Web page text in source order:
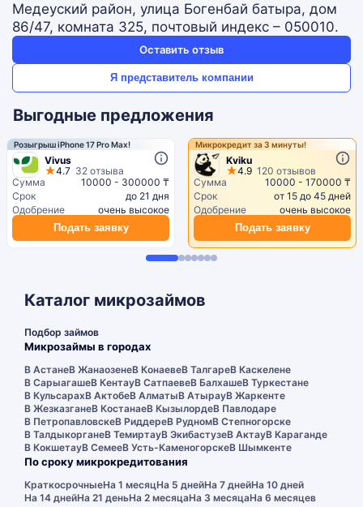
Медеуский район, улица Богенбай батыра, дом
86/47, комната 325, почтовый индекс – 050010.
Оставить отзыв
Я представитель компании
Выгодные предложения
Розыгрыш iPhone 17 Pro Max!
Vivus
4.7 32 отзыва
Сумма
10000 - 300000 ₸
Срок
до 21 дня
Одобрение
очень высокое
Подать заявку
Микрокредит за 3 минуты!
Kviku
4.9 120 отзывов
Сумма
10000 - 170000 ₸
Срок
от 15 до 45 дней
Одобрение
очень высокое
Подать заявку
Каталог микрозаймов
Подбор займов
Микрозаймы в городах
В АстанеВ ЖанаозенеВ КонаевеВ ТалгареВ Каскелене
В СарыагашеВ КентауВ СатпаевеВ БалхашеВ Туркестане
В КульсарахВ АктобеВ АлматыВ АтырауВ Жаркенте
В ЖезказганеВ КостанаеВ КызылордеВ Павлодаре
В ПетропавловскеВ РиддереВ РудномВ Степногорске
В ТалдыкорганеВ ТемиртауВ ЭкибастузеВ АктауВ Караганде
В КокшетауВ СемееВ Усть-КаменогорскеВ Шымкенте
По сроку микрокредитования
КраткосрочныеНа 1 месяцНа 5 днейНа 7 днейНа 10 дней
На 14 днейНа 21 деньНа 2 месяцаНа 3 месяцаНа 6 месяцев